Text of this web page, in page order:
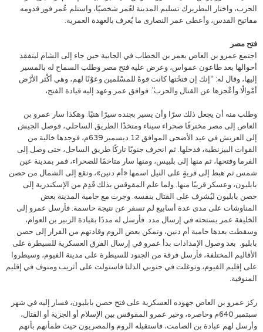
الحرب، واختار البطريرك تسليم المدينة لعُمر شخصيًا، واستلم عُمر فور قدومه
مفاتيح القدس، وأعطى عمر النصارى ما يٌعرف بالعهدة العمرية.
فتح مصر
اجتمع عمرو بن العاص بعمر بن الخطاب في الجابية حين جاء إلى الشام ليتفقد
أحوالها بعد طاعون عمواس، وعرض عليه فتح مصر وطلب السماح له بالمسير
إليها، وقال له: “إنك إن فتحْتها كانت قوةً للمسْلمين وعوْنًا لهم، وهي أكْثر الأرْض
أمْوالًا وأعْجزها عن القتال والحرب”. فوافق عمر وعهد إليه قيادة الفتح،
وطلب منه أن يجعل ذلك سرًا وأن يسير بجنده سيرًا هنيًا. وهكذا سار عمرو بن
العاص إلى مصر مخترقًا صحراء سيناء ومتخذًا الطريق الساحلي، فوصل الجيش
إلى العريش في عيد الأضحى الموافق 12 ديسمبر 639م، فوجدها خالية من
القوات البيزنطية، فدخلها. ثم انحرف جنوبًا تاركًا طريق الساحل، حتى وصل إلى
الفرما وفتحها، ثم منها إلى بلبيس، ومنها سار متاخمًا للصحراء، فمر بمدينة عين
شمس ثم هبط إلى قريةٍ على النيل اسمها «أم دنين»، وتقع إلى الشمال من حصن
بابليون، وعسكر قريبًا منها. ولما علم المقوقس بذلك قَدِمَ من الإسكندرية إلى
حصن بابليون ليُشرف على القتال بنفسه. وجرت مع حامية المدينة بعض
المناوشات على مدى عدة أسابيع لم تسفر عن نتيجة حاسمة. فأرسل عمرو إلى
الخليفة عمر يستحثه في إرسال مدد. فأرسل له مددًا بقيادة الزبير بن العوام،
وسقطت بعدها حامية أم دنين، وتمكن بعض الروم وقادتهم من الفرار إلى حصن
بابليو. بعد وصول الإمدادات بدأ عمرو في إرسال الفرق العسكرية للسيطرة على
الأقاليم المختلفة، فأرسل فرقة من الجنود للسيطرة على مدينة الفيوم، وسيطروا
على إقليم الفيوم، وتوغلت في جنوبي الدلتا فاستولت على أثريب ومنوف في إقليم
المنوفية.
ركز عمرو بن العاص جهوده العسكرية على فتح حصن بابليون، فسار إليه في شهر
سبتمبر 640م وحاصره، وخير عمرو المقوقس بين الإسلام أو الجزية أو القتال،
وأرسل لهم عبادة بن الصامت، فاستقبله الروم والمصريون حيث طمأنهم بأنهم